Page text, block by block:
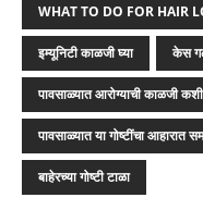
WHAT TO DO FOR HAIR
इम्यूनिटी काळजी घ्या केस
पावसाळ्यात आरोग्याची काळजी
पावसाळ्यात या गोष्टींचा आहारात
बाहेरच्या गोष्टी टाळा